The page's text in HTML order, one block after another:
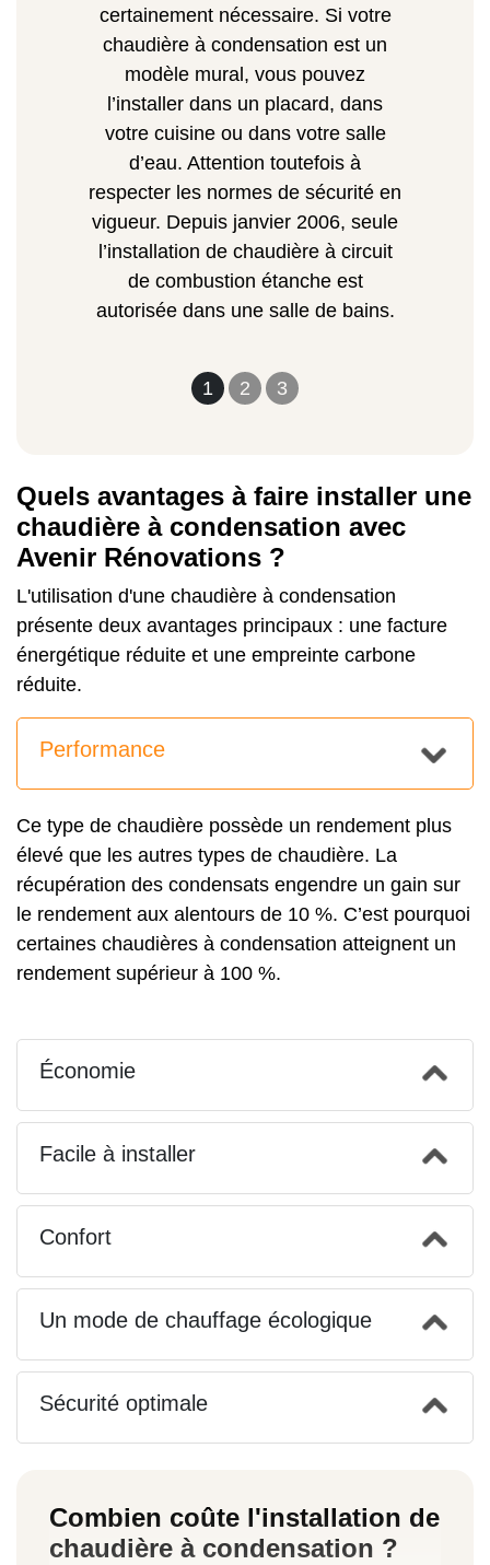
1 2 3
certainement nécessaire. Si votre
chaudière à condensation est un
modèle mural, vous pouvez
l’installer dans un placard, dans
votre cuisine ou dans votre salle
d’eau. Attention toutefois à
respecter les normes de sécurité en
vigueur. Depuis janvier 2006, seule
l’installation de chaudière à circuit
de combustion étanche est
autorisée dans une salle de bains.
Quels avantages à faire installer une
chaudière à condensation avec
Avenir Rénovations ?
L'utilisation d'une chaudière à condensation
présente deux avantages principaux : une facture
énergétique réduite et une empreinte carbone
réduite.
Performance
Ce type de chaudière possède un rendement plus
élevé que les autres types de chaudière. La
récupération des condensats engendre un gain sur
le rendement aux alentours de 10 %. C’est pourquoi
certaines chaudières à condensation atteignent un
rendement supérieur à 100 %.
Économie
Facile à installer
Confort
Un mode de chauffage écologique
Sécurité optimale
Combien coûte l'installation de
chaudière à condensation ?